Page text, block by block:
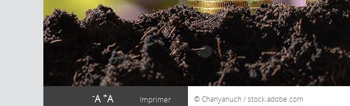
-A +A Imprimer Chanyanuch / stock.adobe.com